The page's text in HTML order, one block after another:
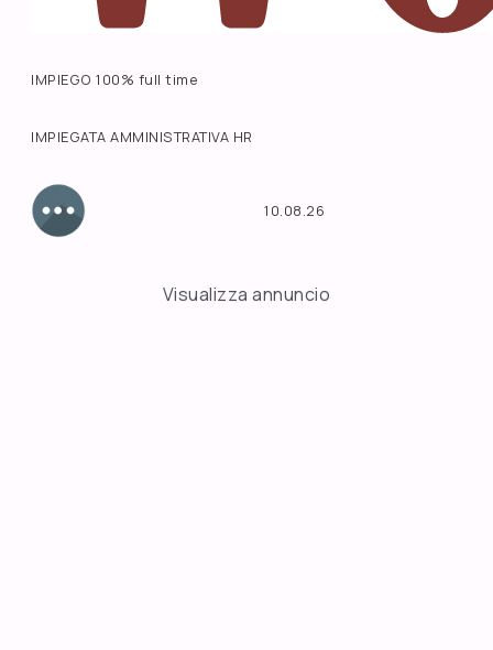
IMPIEGO 100% full time
IMPIEGATA AMMINISTRATIVA HR
10.08.26
Visualizza annuncio